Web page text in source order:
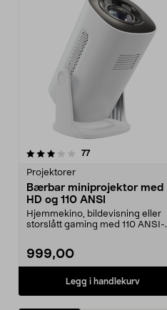
77anmeldelser
Projektorer
Bærbar miniprojektor med
HD og 110 ANSI
Hjemmekino, bildevisning eller
storslått gaming med 110 ANSI-
999,00
Legg i handlekurv
5.0 av 5 stjerner